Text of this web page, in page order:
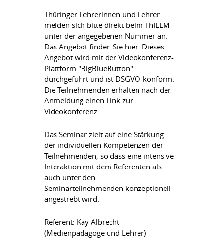
Thüringer Lehrerinnen und Lehrer
melden sich bitte direkt beim ThILLM
unter der angegebenen Nummer an.
Das Angebot finden Sie hier. Dieses
Angebot wird mit der Videokonferenz-
Plattform "BigBlueButton"
durchgeführt und ist DSGVO-konform.
Die Teilnehmenden erhalten nach der
Anmeldung einen Link zur
Videokonferenz.
Das Seminar zielt auf eine Stärkung
der individuellen Kompetenzen der
Teilnehmenden, so dass eine intensive
Interaktion mit dem Referenten als
auch unter den
Seminarteilnehmenden konzeptionell
angestrebt wird.
Referent: Kay Albrecht
(Medienpädagoge und Lehrer)